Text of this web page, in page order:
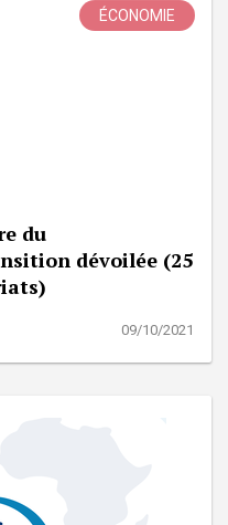
ÉCONOMIE
du
dévoilée (25
09/10/2021